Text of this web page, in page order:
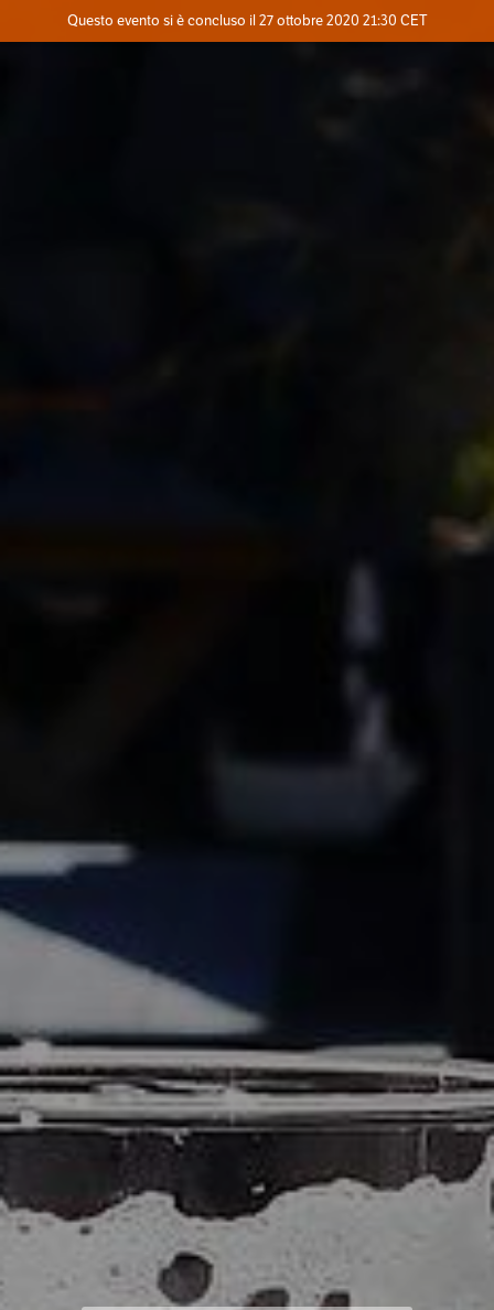
Dove
Questo evento si è concluso il 27 ottobre 2020 21:30 CET